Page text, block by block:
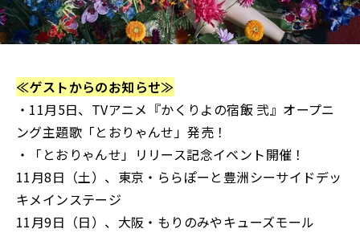
≪ゲストからのお知らせ≫
・11月5日、TVアニメ『かくりよの宿飯 弐』オープニ
ング主題歌「とおりゃんせ」発売！
・「とおりゃんせ」リリース記念イベント開催！
11月8日（土）、東京・ららぽーと豊洲シーサイドデッ
キメインステージ
11月9日（日）、大阪・もりのみやキューズモール